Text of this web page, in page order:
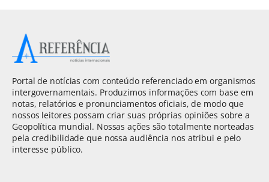
Portal de notícias com conteúdo referenciado em organismos
intergovernamentais. Produzimos informações com base em
notas, relatórios e pronunciamentos oficiais, de modo que
nossos leitores possam criar suas próprias opiniões sobre a
Geopolítica mundial. Nossas ações são totalmente norteadas
pela credibilidade que nossa audiência nos atribui e pelo
interesse público.